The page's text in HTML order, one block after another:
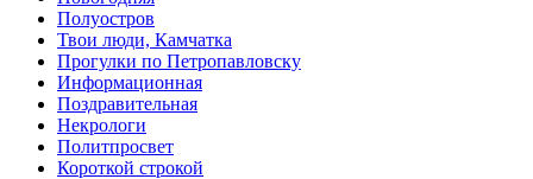
Полуостров
Твои люди, Камчатка
Прогулки по Петропавловску
Информационная
Поздравительная
Некрологи
Политпросвет
Короткой строкой